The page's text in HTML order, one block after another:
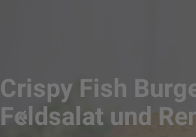
Crispy Fish
Feldsalat und